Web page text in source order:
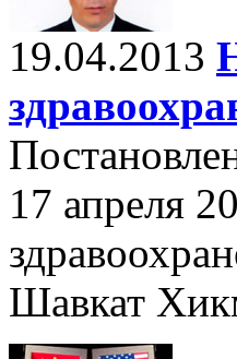
19.04.2013
17 апреля
Шавкат